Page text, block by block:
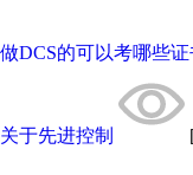
做DCS的可以考哪些证
关于先进控制